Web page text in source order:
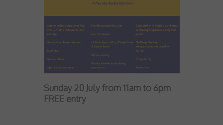
Sunday 20 July from 11am to 6pm
FREE entry